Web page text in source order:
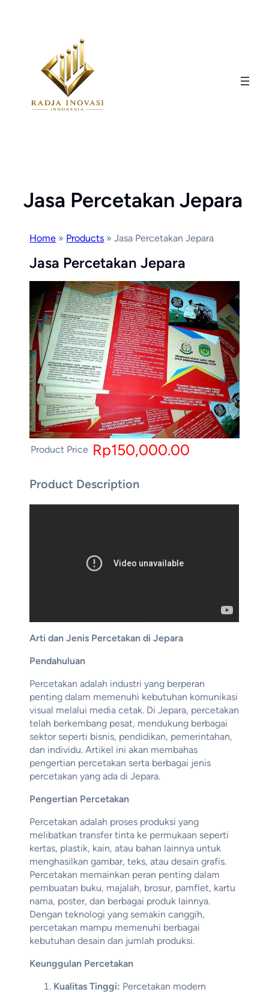
Jasa Percetakan Jepara
Home » Products »Jasa Percetakan Jepara
Jasa Percetakan Jepara
Product Price Rp150,000.00
Product Description
Arti dan Jenis Percetakan di Jepara
Pendahuluan
Percetakan adalah industri yang berperan
penting dalam memenuhi kebutuhan komunikasi
visual melalui media cetak. Di Jepara, percetakan
telah berkembang pesat, mendukung berbagai
sektor seperti bisnis, pendidikan, pemerintahan,
dan individu. Artikel ini akan membahas
pengertian percetakan serta berbagai jenis
percetakan yang ada di Jepara.
Pengertian Percetakan
Percetakan adalah proses produksi yang
melibatkan transfer tinta ke permukaan seperti
kertas, plastik, kain, atau bahan lainnya untuk
menghasilkan gambar, teks, atau desain grafis.
Percetakan memainkan peran penting dalam
pembuatan buku, majalah, brosur, pamflet, kartu
nama, poster, dan berbagai produk lainnya.
Dengan teknologi yang semakin canggih,
percetakan mampu memenuhi berbagai
kebutuhan desain dan jumlah produksi.
Keunggulan Percetakan
Kualitas Tinggi: Percetakan modern